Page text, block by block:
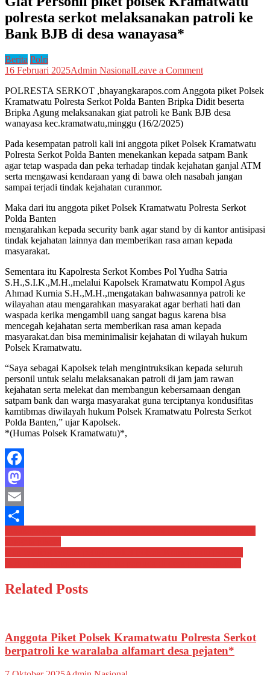
polresta serkot melaksanakan patroli ke
Bank BJB di desa wanayasa*
Berita Polri
16 Februari 2025Admin NasionalLeave a Commenton
Personil
piket
polsek
serkot
melaksanakan
patroli
ke
di
wanayasa*
POLRESTA SERKOT ,bhayangkarapos.com Anggota piket Polsek
Kramatwatu Polresta Serkot Polda Banten Bripka Didit beserta
Bripka Agung melaksanakan giat patroli ke Bank BJB desa
wanayasa kec.kramatwatu,minggu (16/2/2025)
Pada kesempatan patroli kali ini anggota piket Polsek Kramatwatu
Polresta Serkot Polda Banten menekankan kepada satpam Bank
agar tetap waspada dan peka terhadap tindak kejahatan ganjal ATM
serta mengawasi kendaraan yang di bawa oleh nasabah jangan
sampai terjadi tindak kejahatan curanmor.
Maka dari itu anggota piket Polsek Kramatwatu Polresta Serkot
Polda Banten
mengarahkan kepada security bank agar stand by di kantor antisipasi
tindak kejahatan lainnya dan memberikan rasa aman kepada
masyarakat.
Sementara itu Kapolresta Serkot Kombes Pol Yudha Satria
S.H.,S.I.K.,M.H.,melalui Kapolsek Kramatwatu Kompol Agus
Ahmad Kurnia S.H.,M.H.,mengatakan bahwasannya patroli ke
wilayahan atau mengarahkan masyarakat agar berhati hati dan
waspada kerika mengambil uang sangat bagus karena bisa
mencegah kejahatan serta memberikan rasa aman kepada
masyarakat.dan bisa meminimalisir kejahatan di wilayah hukum
Polsek Kramatwatu.
“Saya sebagai Kapolsek telah mengintruksikan kepada seluruh
personil untuk selalu melaksanakan patroli di jam jam rawan
kejahatan serta melekat dan membangun kebersamaan dengan
satpam bank dan warga masyarakat guna terciptanya kondusifitas
kamtibmas diwilayah hukum Polsek Kramatwatu Polresta Serkot
Polda Banten,” ujar Kapolsek.
*(Humas Polsek Kramatwatu)*,
Facebook
Mastodon
Email
Share
Navigasi
pos
Related Posts
Anggota Piket Polsek Kramatwatu Polresta Serkot
berpatroli ke waralaba alfamart desa pejaten*